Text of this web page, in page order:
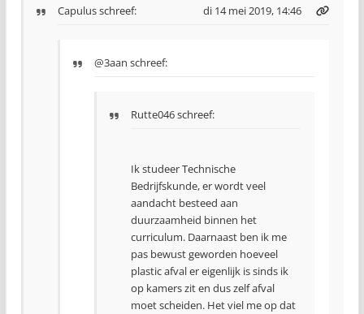
Capulusschreef: di 14 mei 2019, 14:46
@3aan schreef:
Rutte046 schreef:
Ik studeer Technische
Bedrijfskunde, er wordt veel
aandacht besteed aan
duurzaamheid binnen het
curriculum. Daarnaast ben ik me
pas bewust geworden hoeveel
plastic afval er eigenlijk is sinds ik
op kamers zit en dus zelf afval
moet scheiden. Het viel me op dat